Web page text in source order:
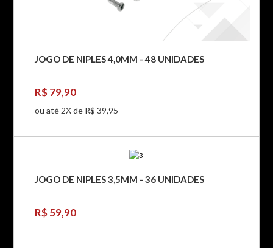
JOGO DE NIPLES 4,0MM - 48 UNIDADES
R$ 79,90
ou até 2X de R$ 39,95
JOGO DE NIPLES 3,5MM - 36 UNIDADES
R$ 59,90